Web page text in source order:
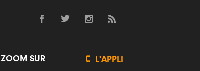
ZOOM SUR  L'APPLI